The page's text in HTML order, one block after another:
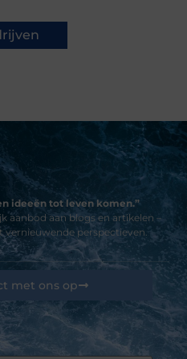
ideeën tot leven komen.”
aanbod aan blogs en artikelen –
vernieuwende perspectieven.
met ons op